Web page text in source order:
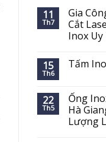
11
Th7
Gia
Cắt
Inox Uy
15
Th6
Tấm
22
Th5
Ống
Hà
Lượng